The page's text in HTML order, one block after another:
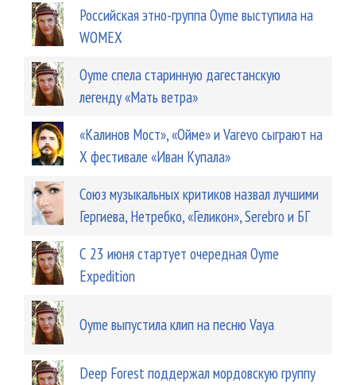
Российская этно-группа Oyme выступила на
WOMEX
Oyme спела старинную дагестанскую
легенду «Мать ветра»
«Калинов Мост», «Ойме» и Varevo сыграют на
X фестивале «Иван Купала»
Союз музыкальных критиков назвал лучшими
Гергиева, Нетребко, «Геликон», Serebro и БГ
С 23 июня стартует очередная Oyme
Expedition
Oyme выпустила клип на песню Vaya
Deep Forest поддержал мордовскую группу